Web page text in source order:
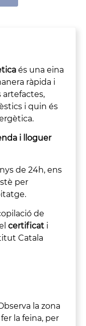
és una eina
ràpida i
artefactes,
i quin és
i lloguer
de 24h, ens
per
de
certificat i
Catala
la zona
la feina, per